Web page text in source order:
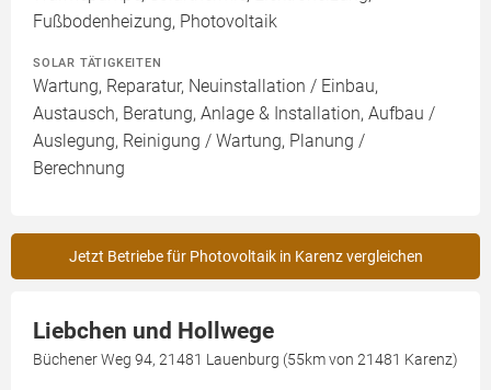
Fußbodenheizung, Photovoltaik
SOLAR TÄTIGKEITEN
Wartung, Reparatur, Neuinstallation / Einbau,
Austausch, Beratung, Anlage & Installation, Aufbau /
Auslegung, Reinigung / Wartung, Planung /
Berechnung
Jetzt Betriebe für Photovoltaik in Karenz vergleichen
Liebchen und Hollwege
Büchener Weg 94, 21481 Lauenburg (55km von 21481 Karenz)